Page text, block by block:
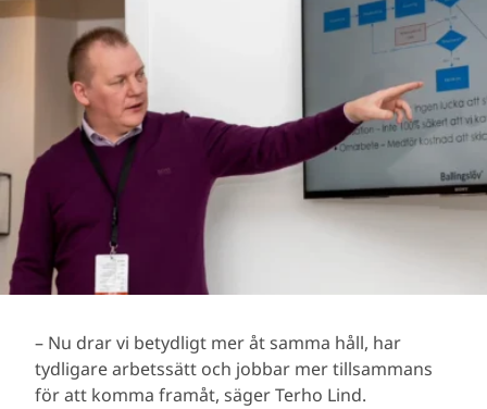
– Nu drar vi betydligt mer åt samma håll, har
tydligare arbetssätt och jobbar mer tillsammans
för att komma framåt, säger Terho Lind.